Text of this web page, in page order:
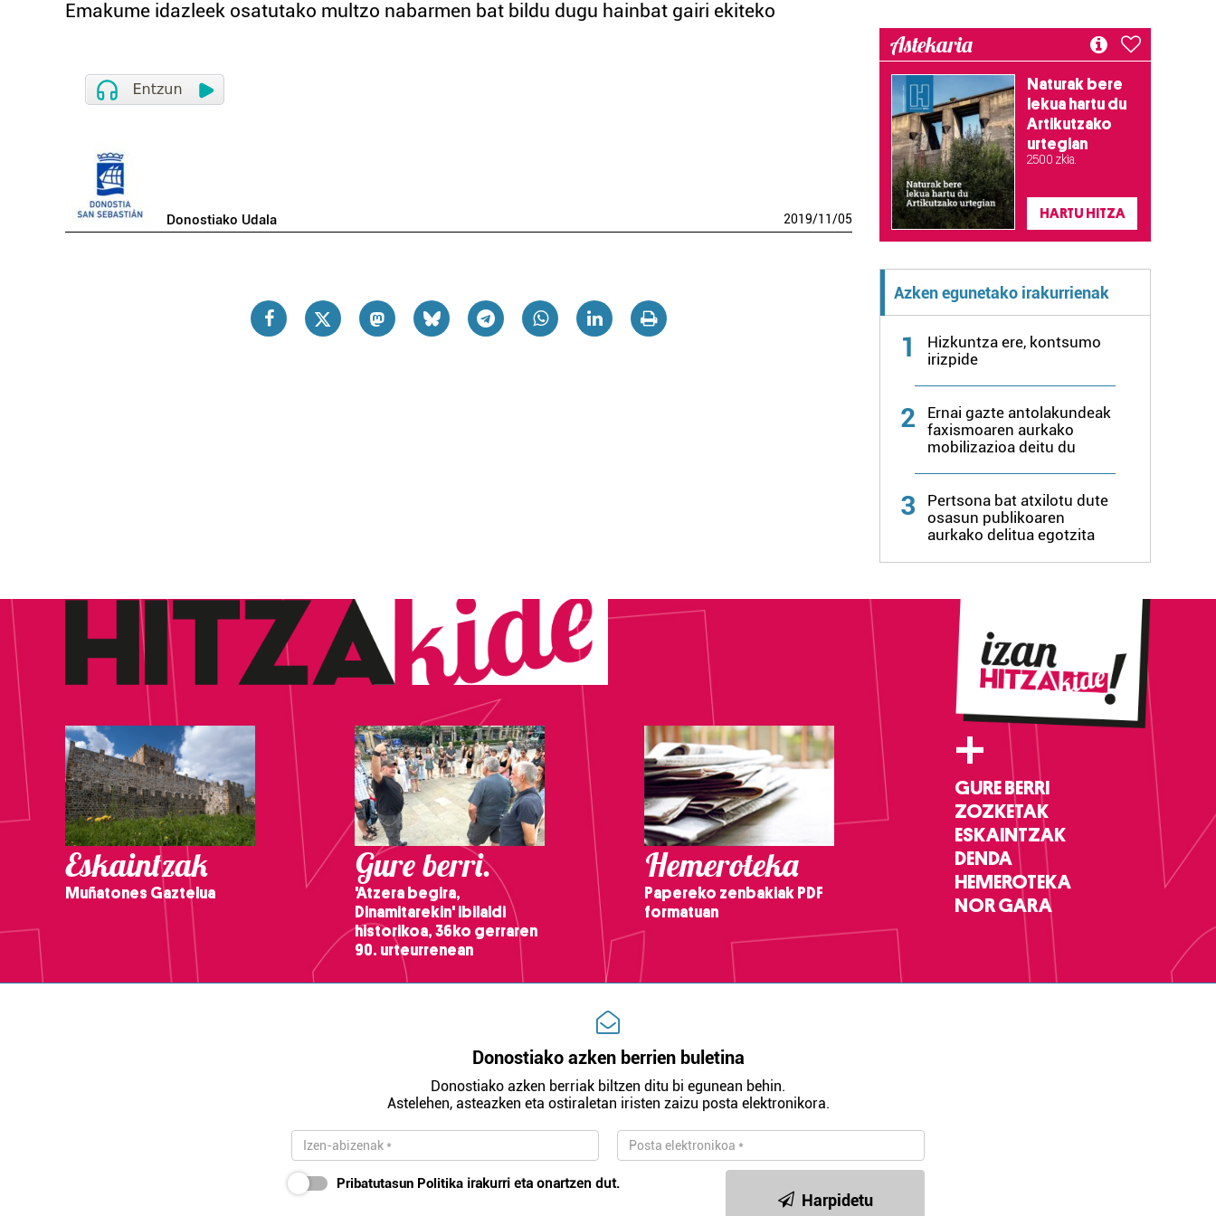
Emakume idazleek osatutako multzo nabarmen bat bildu dugu hainbat gairi ekiteko
Donostiako Udala 2019/11/05
Astekaria
Naturak bere
lekua hartu du
Artikutzako
urtegian
2.500 zkia.
HARTU HITZA
Azken egunetako irakurrienak
1
Hizkuntza ere, kontsumo
irizpide
2
Ernai gazte antolakundeak
faxismoaren aurkako
mobilizazioa deitu du
3
Pertsona bat atxilotu dute
osasun publikoaren
aurkako delitua egotzita
Eskaintzak
Muñatones Gaztelua
Gure berri.
'Atzera begira,
Dinamitarekin' ibilaldi
historikoa, 36ko gerraren
90. urteurrenean
Hemeroteka
Papereko zenbakiak PDF
formatuan
+
GURE BERRI
ZOZKETAK
ESKAINTZAK
DENDA
HEMEROTEKA
NOR GARA
Donostiako azken berrien buletina
Donostiako azken berriak biltzen ditu bi egunean behin.
Astelehen, asteazken eta ostiraletan iristen zaizu posta elektronikora.
Pribatutasun Politika irakurri eta onartzen dut.
Harpidetu